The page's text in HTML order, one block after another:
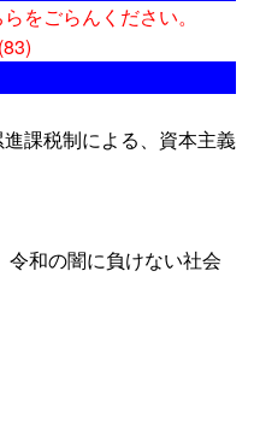
をごらんください。
(83)
課税制による、資本主義
の闇に負けない社会